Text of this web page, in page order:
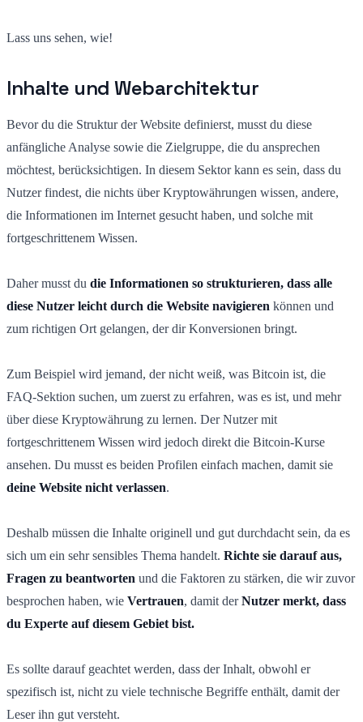
Lass uns sehen, wie!
Inhalte und Webarchitektur
Bevor du die Struktur der Website definierst, musst du diese
anfängliche Analyse sowie die Zielgruppe, die du ansprechen
möchtest, berücksichtigen. In diesem Sektor kann es sein, dass du
Nutzer findest, die nichts über Kryptowährungen wissen, andere,
die Informationen im Internet gesucht haben, und solche mit
fortgeschrittenem Wissen.
Daher musst du die Informationen so strukturieren, dass alle
diese Nutzer leicht durch die Website navigieren können und
zum richtigen Ort gelangen, der dir Konversionen bringt.
Zum Beispiel wird jemand, der nicht weiß, was Bitcoin ist, die
FAQ-Sektion suchen, um zuerst zu erfahren, was es ist, und mehr
über diese Kryptowährung zu lernen. Der Nutzer mit
fortgeschrittenem Wissen wird jedoch direkt die Bitcoin-Kurse
ansehen. Du musst es beiden Profilen einfach machen, damit sie
deine Website nicht verlassen.
Deshalb müssen die Inhalte originell und gut durchdacht sein, da es
sich um ein sehr sensibles Thema handelt. Richte sie darauf aus,
Fragen zu beantworten und die Faktoren zu stärken, die wir zuvor
besprochen haben, wie Vertrauen, damit derNutzer merkt, dass
du Experte auf diesem Gebiet bist.
Es sollte darauf geachtet werden, dass der Inhalt, obwohl er
spezifisch ist, nicht zu viele technische Begriffe enthält, damit der
Leser ihn gut versteht.